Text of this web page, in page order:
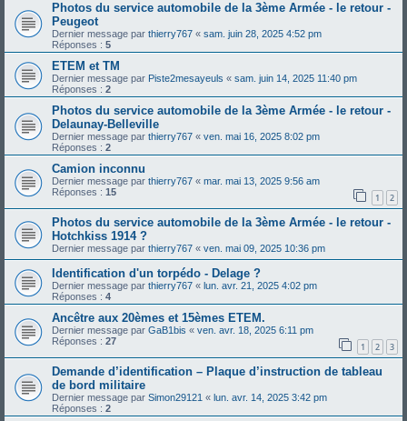
Photos du service automobile de la 3ème Armée - le retour -
Peugeot
Dernier message par thierry767 « sam. juin 28, 2025 4:52 pm
Réponses : 5
ETEM et TM
Dernier message par Piste2mesayeuls « sam. juin 14, 2025 11:40 pm
Réponses : 2
Photos du service automobile de la 3ème Armée - le retour -
Delaunay-Belleville
Dernier message par thierry767 « ven. mai 16, 2025 8:02 pm
Réponses : 2
Camion inconnu
Dernier message par thierry767 « mar. mai 13, 2025 9:56 am
Réponses : 15 1 2
Photos du service automobile de la 3ème Armée - le retour -
Hotchkiss 1914 ?
Dernier message par thierry767 « ven. mai 09, 2025 10:36 pm
Identification d'un torpédo - Delage ?
Dernier message par thierry767 « lun. avr. 21, 2025 4:02 pm
Réponses : 4
Ancêtre aux 20èmes et 15èmes ETEM.
Dernier message par GaB1bis « ven. avr. 18, 2025 6:11 pm
Réponses : 27 1 2 3
Demande d’identification – Plaque d’instruction de tableau
de bord militaire
Dernier message par Simon29121 « lun. avr. 14, 2025 3:42 pm
Réponses : 2